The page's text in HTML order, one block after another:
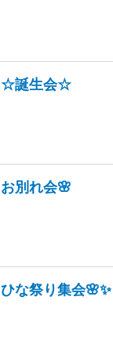
☆誕生会☆
お別れ会🌸
ひな祭り集会🌸✨